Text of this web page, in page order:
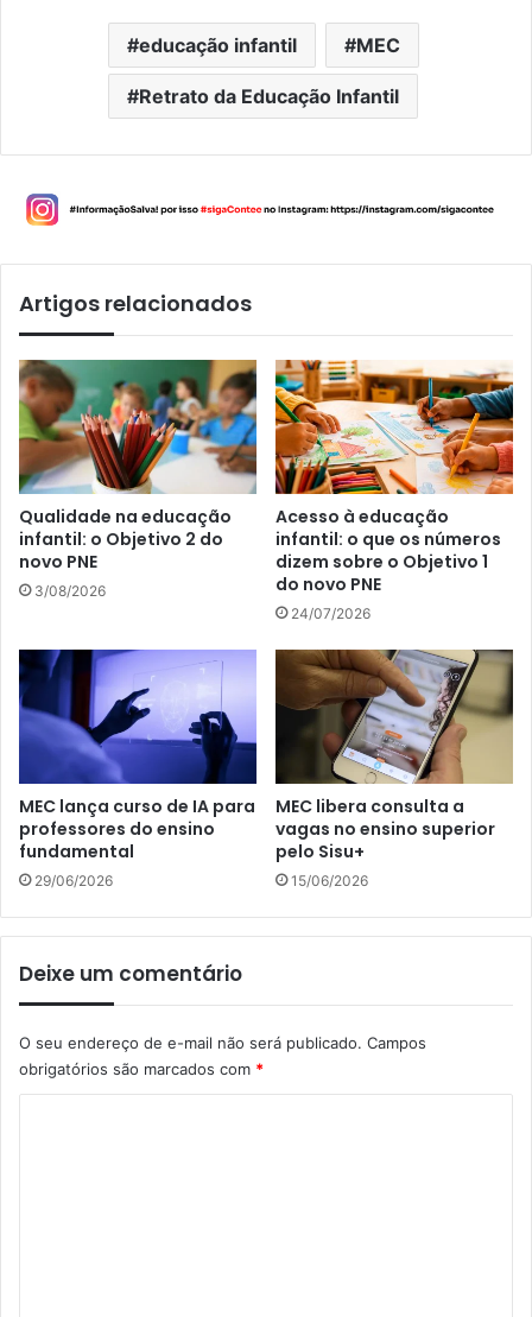
educação infantil MEC
Retrato da Educação Infantil
Artigos relacionados
Qualidade na educação
infantil: o Objetivo 2 do
novo PNE
3/08/2026
Acesso à educação
infantil: o que os números
dizem sobre o Objetivo 1
do novo PNE
24/07/2026
MEC lança curso de IA para
professores do ensino
fundamental
29/06/2026
MEC libera consulta a
vagas no ensino superior
pelo Sisu+
15/06/2026
Deixe um comentário
O seu endereço de e-mail não será publicado. Campos
obrigatórios são marcados com *